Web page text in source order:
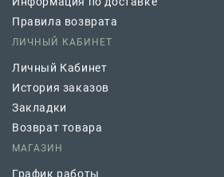
Правила возврата
ЛИЧНЫЙ КАБИНЕТ
Личный Кабинет
История заказов
Закладки
Возврат товара
МАГАЗИН
График работы